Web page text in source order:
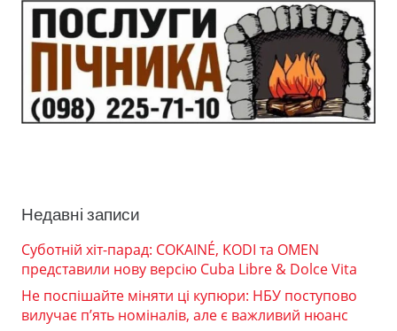
Недавні записи
Суботній хіт-парад: COKAINÉ, KODI та OMEN
представили нову версію Cuba Libre & Dolce Vita
Не поспішайте міняти ці купюри: НБУ поступово
вилучає п’ять номіналів, але є важливий нюанс